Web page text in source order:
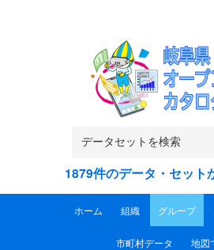
1879件のデータ・セット
ホーム 組織 グループ
市町村データ 地図